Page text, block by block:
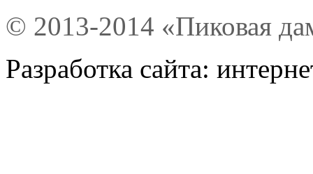
© 2013-2014 «Пиковая
Разработка сайта: